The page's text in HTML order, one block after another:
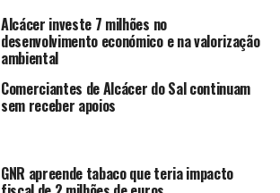
Alcácer investe 7 milhões no
desenvolvimento económico e na valorização
ambiental
Comerciantes de Alcácer do Sal continuam
sem receber apoios
GNR apreende tabaco que teria impacto